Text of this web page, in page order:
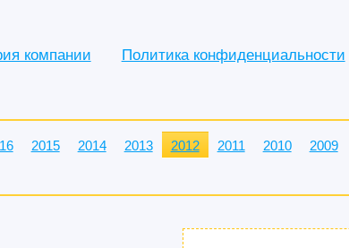
компании Политика конфиденциальности
2015 2014 2013 2012 2011 2010 2009